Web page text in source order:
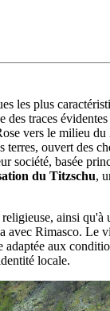
les plus
des traces
vers le milieu
ouvert des
société, basée
du Titzschu,
ainsi qu'à
avec Rimasco. Le
aux
locale.